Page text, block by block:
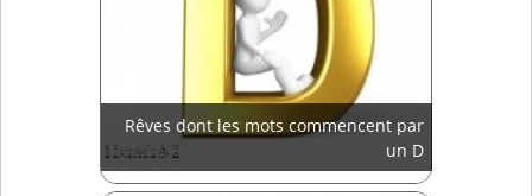
Rêves dont les mots commencent par
un D